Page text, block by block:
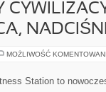
MOŻLIWOŚĆ
Station to